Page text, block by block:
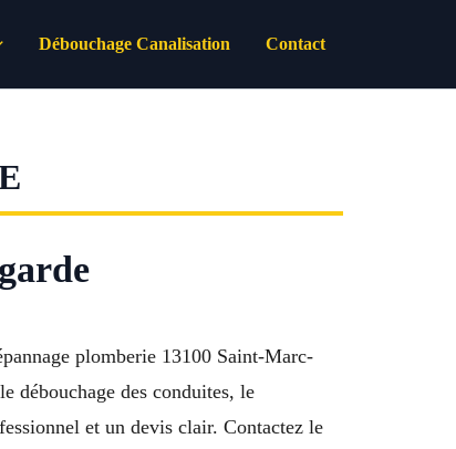
Débouchage Canalisation Contact
plomberie 13100 Saint-Marc-
débouchage des conduites, le
et un devis clair. Contactez le